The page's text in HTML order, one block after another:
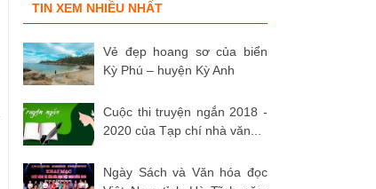
TIN XEM NHIỀU NHẤT
Vẻ đẹp hoang sơ của biển
Kỳ Phú – huyện Kỳ Anh
Cuộc thi truyện ngắn 2018 -
2020 của Tạp chí nhà văn...
Ngày Sách và Văn hóa đọc